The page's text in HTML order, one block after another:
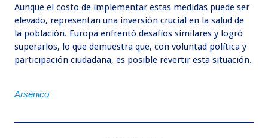
Aunque el costo de implementar estas medidas puede ser
elevado, representan una inversión crucial en la salud de
la población. Europa enfrentó desafíos similares y logró
superarlos, lo que demuestra que, con voluntad política y
participación ciudadana, es posible revertir esta situación.
Arsénico